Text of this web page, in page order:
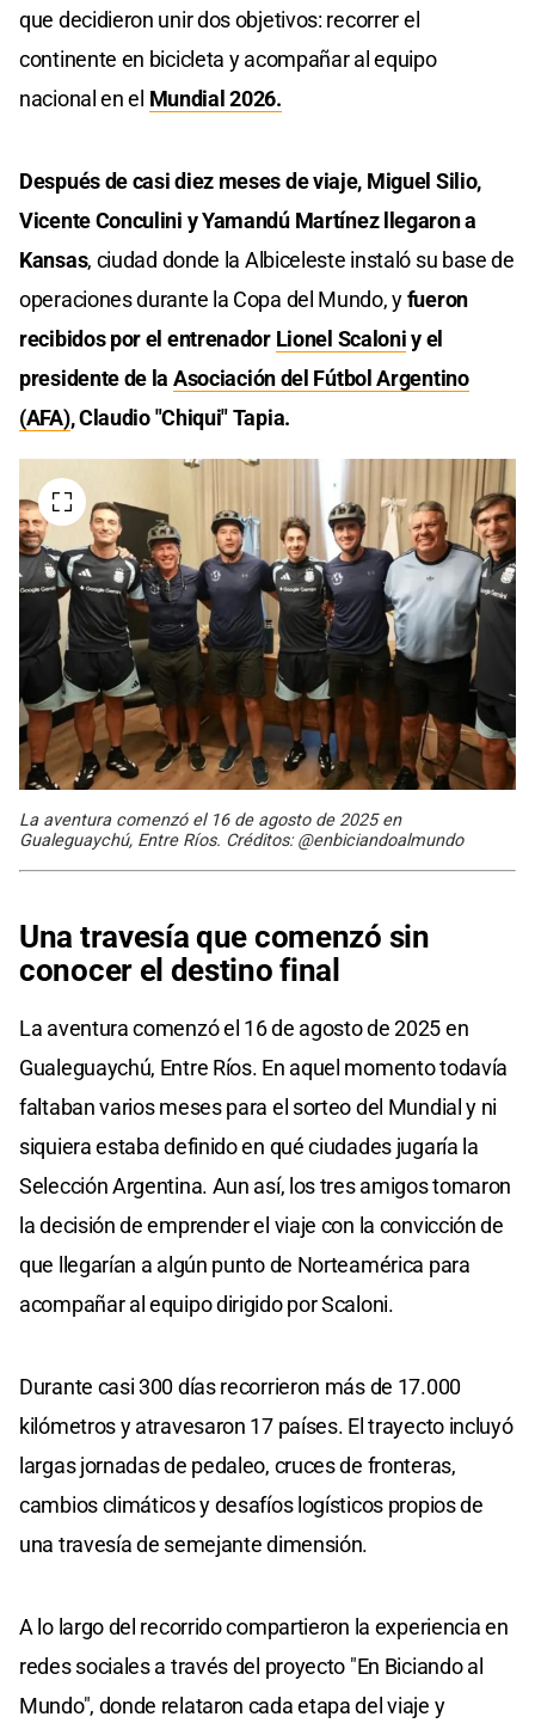
que decidieron unir dos objetivos: recorrer el
continente en bicicleta y acompañar al equipo
nacional en el Mundial 2026.
Después de casi diez meses de viaje, Miguel Silio,
Vicente Conculini y Yamandú Martínez llegaron a
Kansas, ciudad donde la Albiceleste instaló su base de
operaciones durante la Copa del Mundo, yfueron
recibidos por el entrenador Lionel Scaloniy el
presidente de la Asociación del Fútbol Argentino
(AFA), Claudio "Chiqui" Tapia.
La aventura comenzó el 16 de agosto de 2025 en
Gualeguaychú, Entre Ríos. Créditos: @enbiciandoalmundo
Una travesía que comenzó sin
conocer el destino final
La aventura comenzó el 16 de agosto de 2025 en
Gualeguaychú, Entre Ríos. En aquel momento todavía
faltaban varios meses para el sorteo del Mundial y ni
siquiera estaba definido en qué ciudades jugaría la
Selección Argentina. Aun así, los tres amigos tomaron
la decisión de emprender el viaje con la convicción de
que llegarían a algún punto de Norteamérica para
acompañar al equipo dirigido por Scaloni.
Durante casi 300 días recorrieron más de 17.000
kilómetros y atravesaron 17 países. El trayecto incluyó
largas jornadas de pedaleo, cruces de fronteras,
cambios climáticos y desafíos logísticos propios de
una travesía de semejante dimensión.
A lo largo del recorrido compartieron la experiencia en
redes sociales a través del proyecto "En Biciando al
Mundo", donde relataron cada etapa del viaje y